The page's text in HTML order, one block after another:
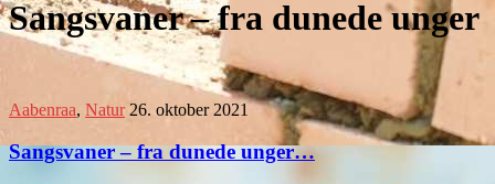
Sangsvaner – fra dunede unger
Aabenraa, Natur 26. oktober 2021
Sangsvaner – fra dunede unger…